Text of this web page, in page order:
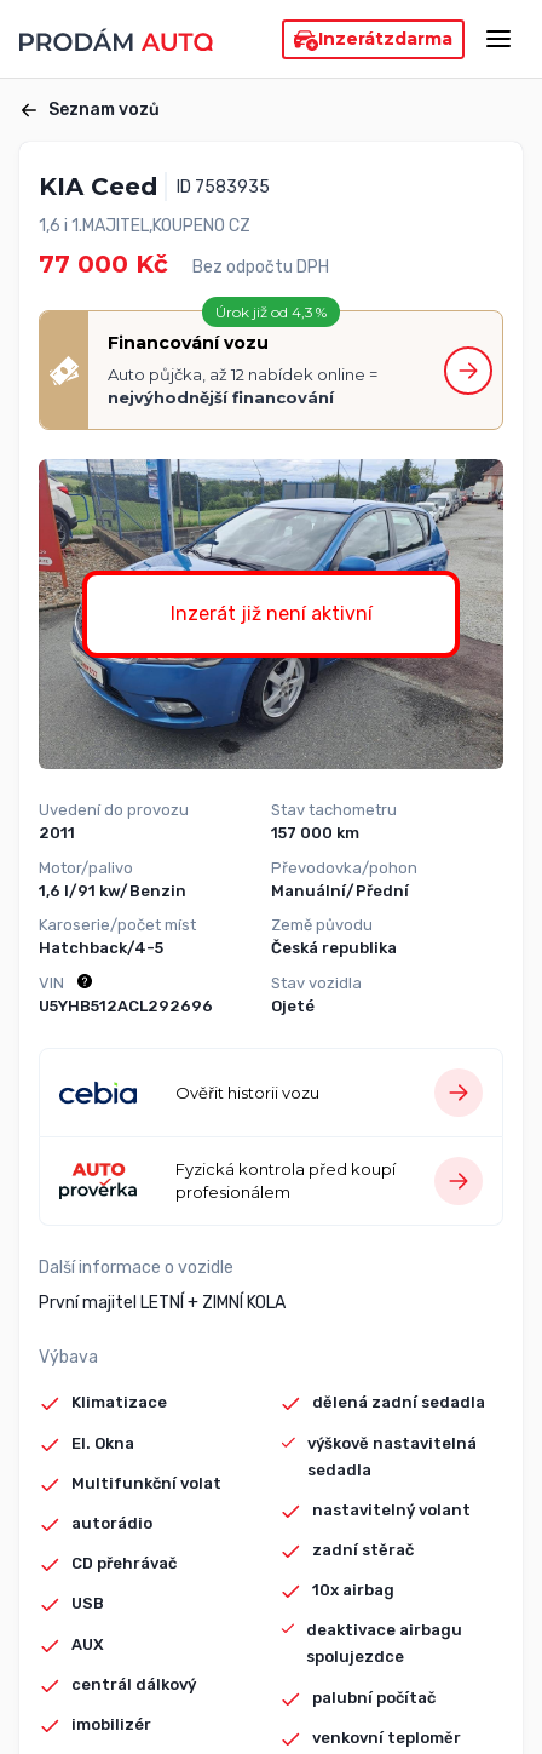
Inzerátzdarma
Seznam vozů
KIA Ceed
ID 7583935
1,6 i 1.MAJITEL,KOUPENO CZ
77 000 Kč Bez odpočtu DPH
Úrok již od 4,3 %
Financování vozu
Auto půjčka, až 12 nabídek online =
nejvýhodnější financování
Inzerát již není aktivní
Uvedení do provozu
2011
Motor/palivo
1,6 l/91 kw/Benzin
Karoserie/počet míst
Hatchback/4-5
Stav tachometru
157 000 km
Převodovka/pohon
Manuální/Přední
Země původu
Česká republika
VIN
U5YHB512ACL292696
Stav vozidla
Ojeté
Ověřit historii vozu
Fyzická kontrola před koupí
profesionálem
Další informace o vozidle
První majitel LETNÍ + ZIMNÍ KOLA
Výbava
Klimatizace
El. Okna
Multifunkční volat
autorádio
CD přehrávač
USB
AUX
centrál dálkový
imobilizér
dělená zadní sedadla
výškově nastavitelná
sedadla
nastavitelný volant
zadní stěrač
10x airbag
deaktivace airbagu
spolujezdce
palubní počítač
venkovní teploměr